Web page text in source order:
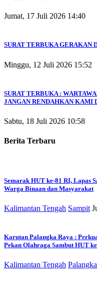
Jumat, 17 Juli 2026 14:40
SURAT TERBUKA GERAKAN
Minggu, 12 Juli 2026 15:52
SURAT TERBUKA :
JANGAN RENDAHKAN KAMI
Sabtu, 18 Juli 2026 10:58
Berita Terbaru
Semarak HUT ke-81 RI, Lapas
Warga Binaan dan Masyarakat
Kalimantan Tengah Sampit
Karutan Palangka Raya :
Pekan Olahraga Sambut HUT
Kalimantan Tengah